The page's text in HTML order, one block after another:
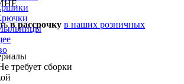
в рассрочку в наших розничных
требует сборки